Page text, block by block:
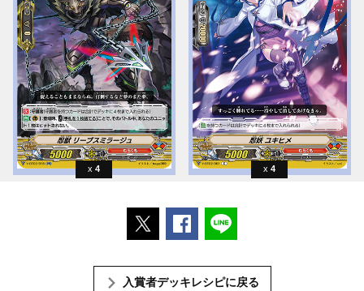
4 4
ポストするFacebookでシェアする
入賞者デッキレシピに戻る